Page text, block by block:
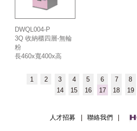
DWQL004-P
3Q 收納櫃四層-無輪
粉
長460x寬400x高
1
2 3 4 5 6 7 8
14
15 16 17 18 19
人才招募 聯絡我們